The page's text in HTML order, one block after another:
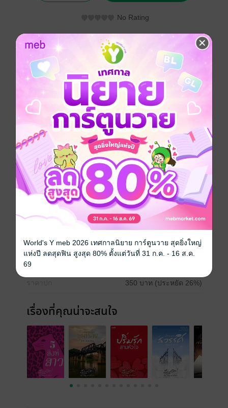
No Rating
อยากได้ ซื้อเป็นของขวัญ แชร์
ในยุคใดสมัยใดไม่ปรากฏ....
ได้มีเรื่องเล่าสืบต่อกันมา
ถึงนิยายรักโชกเลือดบนแผ่นดินของ
มหานครสุวรรณคีรี
ซึ่งมีติดต่อกันมาเกือบทุกขณะที่ผลัดบัลลังก์
“ ราชินีทาส ”
จึงเป็นที่มาแห่งนิยายเรื่องนี้
ซึ่งจะนำมาเล่าสู่กันฟัง ณ.บัดนี้.....
วันที่วางขาย 16 กันยายน 2562
ความยาว
350 บาท (ประหยัด 26%)
เรื่องที่คุณน่าจะสนใจ
World's Y meb 2026 เทศกาลนิยาย การ์ตูนวาย สุดยิ่งใหญ่
แห่งปี ลดสุดฟิน สูงสุด 80% ตั้งแต่วันที่ 31 ก.ค. - 16 ส.ค.
69